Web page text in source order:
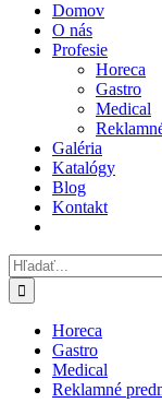
Domov
O nás
Profesie
Horeca
Gastro
Medical
Galéria
Katalógy
Blog
Kontakt
Hľadať:
Horeca
Gastro
Medical
Reklamné